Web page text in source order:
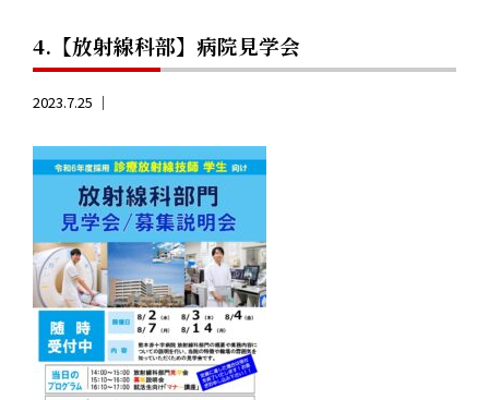
4.【放射線科部】病院見学会
2023.7.25 ｜